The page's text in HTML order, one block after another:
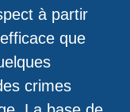
à partir
que
crimes